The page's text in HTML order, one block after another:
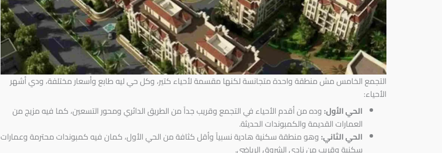
التجمع الخامس مش منطقة واحدة متجانسة لكنها مقسمة لأحياء كتير، وكل حي ليه طابع وأسعار مختلفة، ودي أشهر
الأحياء:
الحي الأول: وده من أقدم الأحياء في التجمع وقريب جداً من الطريق الدائري ومحور التسعين، كما فيه مزيج من
العمارات القديمة والكمبوندات الحديثة.
الحي الثاني: وهو منطقة سكنية هادية نسبياً وأقل كثافة من الحي الأول، كمان فيه كمبوندات محترمة وعمارات
سكنية وقريب من نادي الشروق الرياضي.